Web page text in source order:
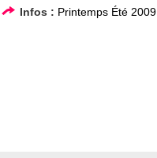
Infos : Printemps Été 2009